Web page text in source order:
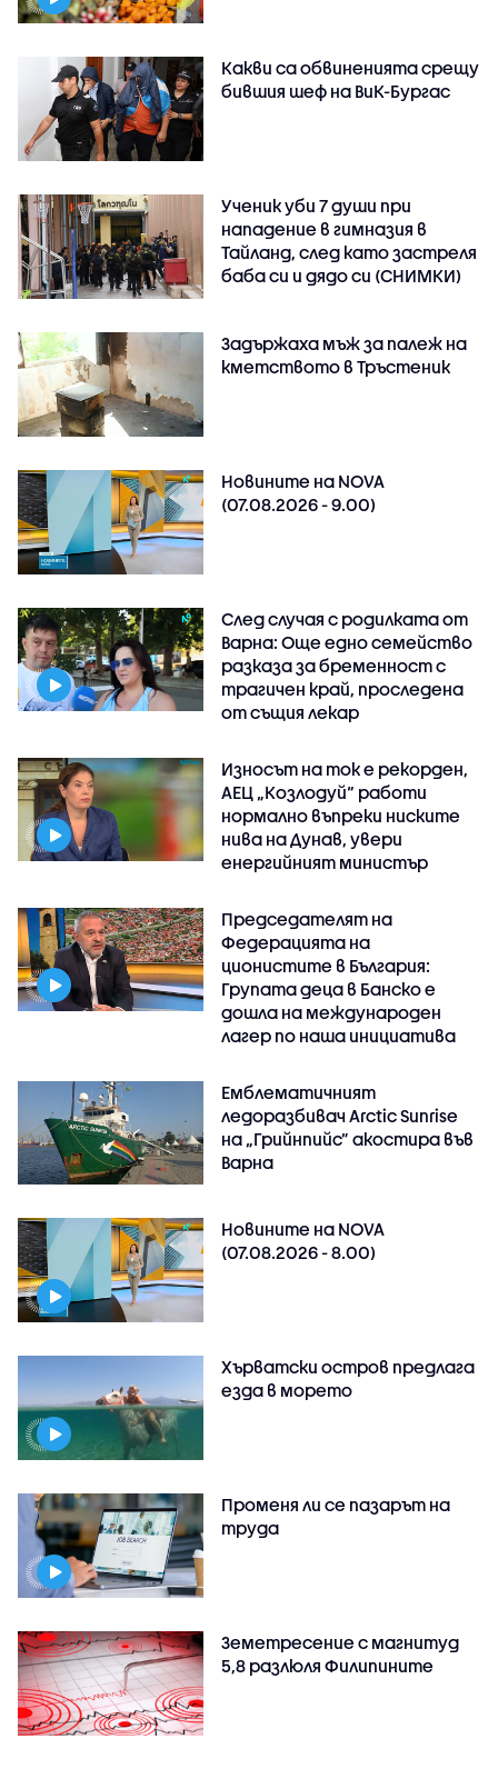
Какви са обвиненията срещу
бившия шеф на ВиК-Бургас
Ученик уби 7 души при
нападение в гимназия в
Тайланд, след като застреля
баба си и дядо си (СНИМКИ)
Задържаха мъж за палеж на
кметството в Тръстеник
Новините на NOVA
(07.08.2026 - 9.00)
След случая с родилката от
Варна: Още едно семейство
разказа за бременност с
трагичен край, проследена
от същия лекар
Износът на ток е рекорден,
АЕЦ „Козлодуй“ работи
нормално въпреки ниските
нива на Дунав, увери
енергийният министър
Председателят на
Федерацията на
ционистите в България:
Групата деца в Банско е
дошла на международен
лагер по наша инициатива
Емблематичният
ледоразбивач Arctic Sunrise
на „Грийнпийс” акостира във
Варна
Новините на NOVA
(07.08.2026 - 8.00)
Хърватски остров предлага
езда в морето
Променя ли се пазарът на
труда
Земетресение с магнитуд
5,8 разлюля Филипините